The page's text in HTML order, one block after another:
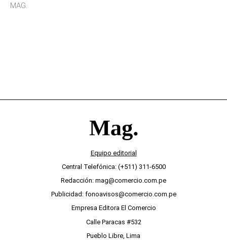
MAG.
Equipo editorial
Central Telefónica: (+511) 311-6500
Redacción: mag@comercio.com.pe
Publicidad: fonoavisos@comercio.com.pe
Empresa Editora El Comercio
Calle Paracas #532
Pueblo Libre, Lima